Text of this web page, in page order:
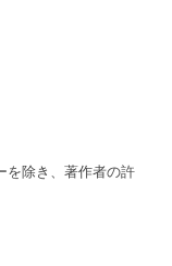
を除き、著作者の許